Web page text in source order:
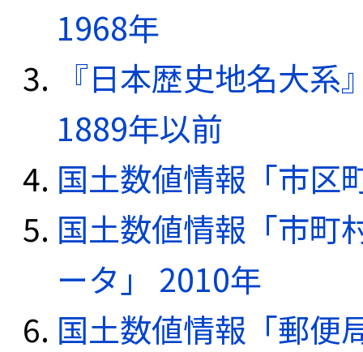
1968年
『日本歴史地名大
1889年以前
国土数値情報「市区
国土数値情報「市町
ータ」 2010年
国土数値情報「郵便